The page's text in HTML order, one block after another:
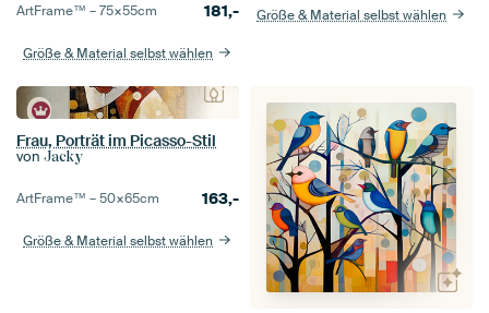
ArtFrame™ –75×55cm 181,-
Größe & Material selbst wählen
Größe & Material selbst wählen
Frau, Porträt im Picasso-Stil
von Jacky
ArtFrame™ –50×65cm 163,-
Größe & Material selbst wählen